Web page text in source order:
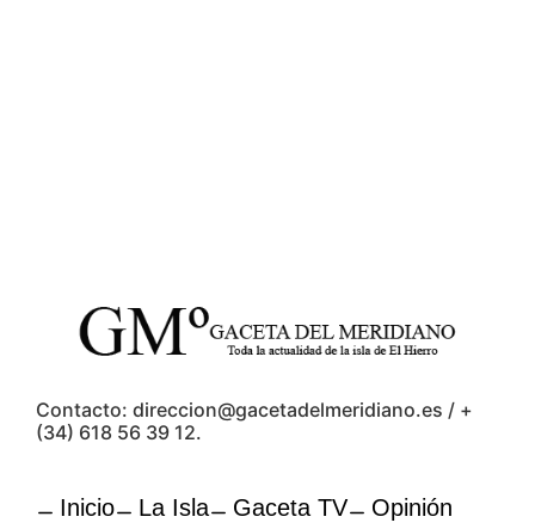
Contacto: direccion@gacetadelmeridiano.es / +
(34) 618 56 39 12.
Inicio La Isla Gaceta TV
Opinión